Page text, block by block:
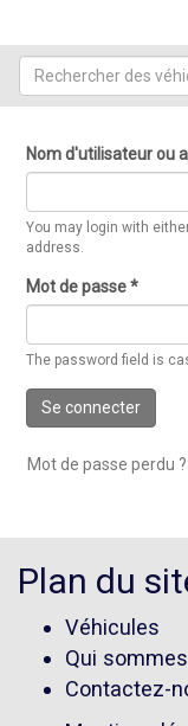
Nom d'utilisateur ou
You may login with
address.
Mot de passe*
The password field is
Se connecter
Mot de passe perdu ?
Plan du
Véhicules
Qui
Contactez-